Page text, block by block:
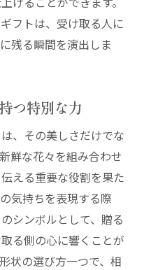
フトは、受け取る人に
残る瞬間を演出しま
つ特別な力
、その美しさだけでな
鮮な花々を組み合わせ
える重要な役割を果た
気持ちを表現する際
シンボルとして、贈る
る側の心に響くことが
状の選び方一つで、相